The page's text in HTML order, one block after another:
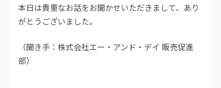
本日は貴重なお話をお聞かせいただきまして、あり
がとうございました。
（聞き手：株式会社エー・アンド・デイ 販売促進
部）